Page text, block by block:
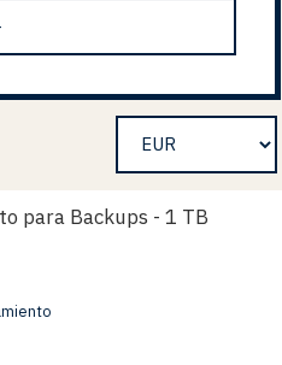
para Backups - 1 TB